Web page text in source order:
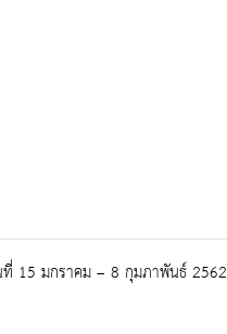
ที่ 15 มกราคม – 8 กุมภาพันธ์ 2562